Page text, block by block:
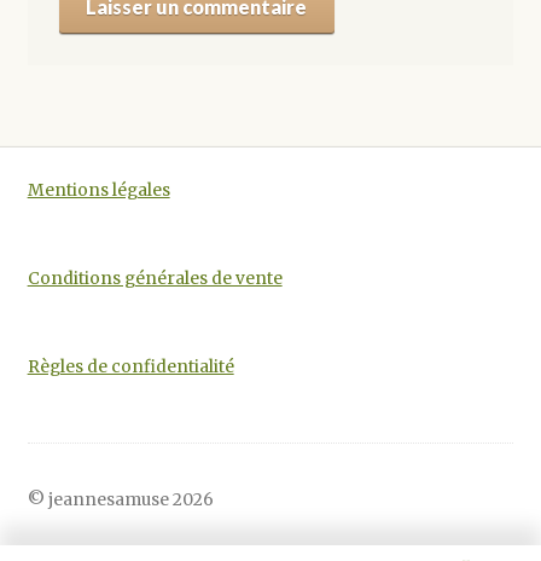
Mentions légales
Conditions générales de vente
Règles de confidentialité
© jeannesamuse 2026